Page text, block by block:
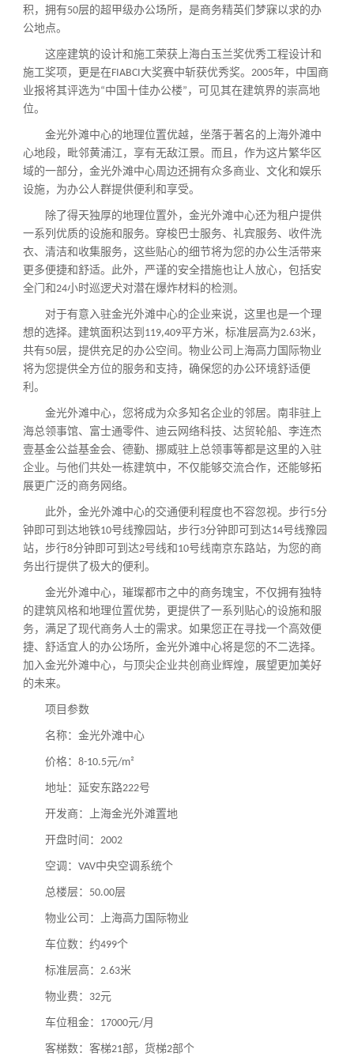
积，拥有50层的超甲级办公场所，是商务精英们梦寐以求的办
公地点。
这座建筑的设计和施工荣获上海白玉兰奖优秀工程设计和
施工奖项，更是在FIABCI大奖赛中斩获优秀奖。 2005年，中国商
业报将其评选为“中国十佳办公楼” ，可见其在建筑界的崇高地
位。
金光外滩中心的地理位置优越，坐落于著名的上海外滩中
心地段，毗邻黄浦江，享有无敌江景。而且，作为这片繁华区
域的一部分，金光外滩中心周边还拥有众多商业、文化和娱乐
设施，为办公人群提供便利和享受。
除了得天独厚的地理位置外，金光外滩中心还为租户提供
一系列优质的设施和服务。穿梭巴士服务、礼宾服务、收件洗
衣、清洁和收集服务，这些贴心的细节将为您的办公生活带来
更多便捷和舒适。此外，严谨的安全措施也让人放心，包括安
全门和24小时巡逻犬对潜在爆炸材料的检测。
对于有意入驻金光外滩中心的企业来说，这里也是一个理
想的选择。建筑面积达到 119,409平方米，标准层高为2.63米，
共有50层，提供充足的办公空间。物业公司上海高力国际物业
将为您提供全方位的服务和支持，确保您的办公环境舒适便
利。
金光外滩中心，您将成为众多知名企业的邻居。南非驻上
海总领事馆、富士通零件、迪云网络科技、达贸轮船、李连杰
壹基金公益基金会、德勤、挪威驻上总领事等都是这里的入驻
企业。与他们共处一栋建筑中，不仅能够交流合作，还能够拓
展更广泛的商务网络。
此外，金光外滩中心的交通便利程度也不容忽视。步行5分
钟即可到达地铁10号线豫园站，步行3分钟即可到达14号线豫园
站，步行8分钟即可到达2号线和 10号线南京东路站，为您的商
务出行提供了极大的便利。
金光外滩中心，璀璨都市之中的商务瑰宝，不仅拥有独特
的建筑风格和地理位置优势，更提供了一系列贴心的设施和服
务，满足了现代商务人士的需求。如果您正在寻找一个高效便
捷、舒适宜人的办公场所，金光外滩中心将是您的不二选择。
加入金光外滩中心，与顶尖企业共创商业辉煌，展望更加美好
的未来。
项目参数
名称：金光外滩中心
价格： 8-10.5元/m²
地址：延安东路222号
开发商：上海金光外滩置地
开盘时间： 2002
空调： VAV中央空调系统个
总楼层： 50.00层
物业公司：上海高力国际物业
车位数：约499个
标准层高： 2.63米
物业费： 32元
车位租金： 17000元/月
客梯数：客梯21部，货梯2部个